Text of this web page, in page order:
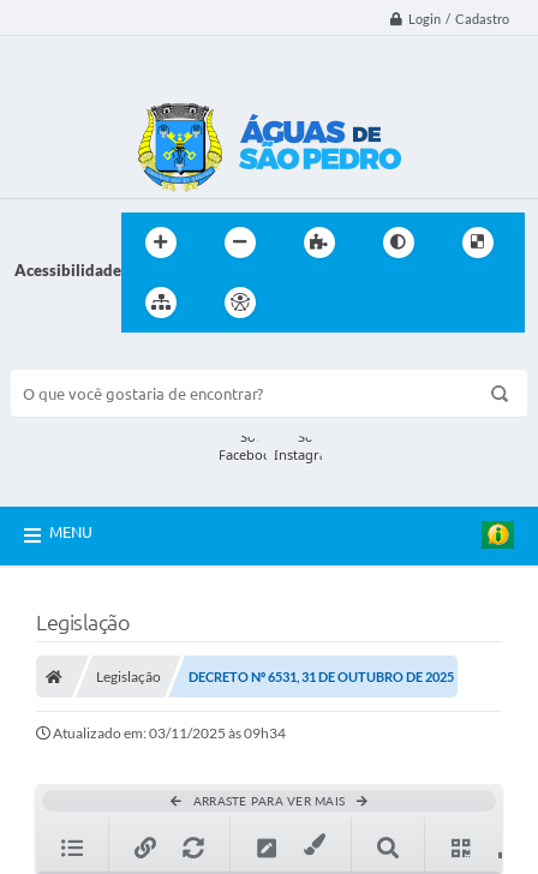
Login / Cadastro
Acessibilidade
MENU
Legislação
Legislação DECRETO Nº 6531, 31 DE OUTUBRO DE 2025
Atualizado em: 03/11/2025 às 09h34
ARRASTE PARA VER MAIS